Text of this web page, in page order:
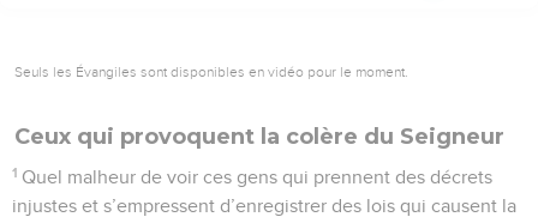
Seuls les Évangiles sont disponibles en vidéo pour le moment.
Ceux qui provoquent la colère du Seigneur
1 Quel malheur de voir ces gens qui prennent des décrets
injustes et s’empressent d’enregistrer des lois qui causent la